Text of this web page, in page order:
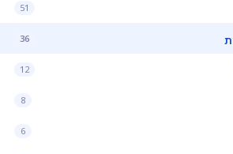
51
36
12
8
6